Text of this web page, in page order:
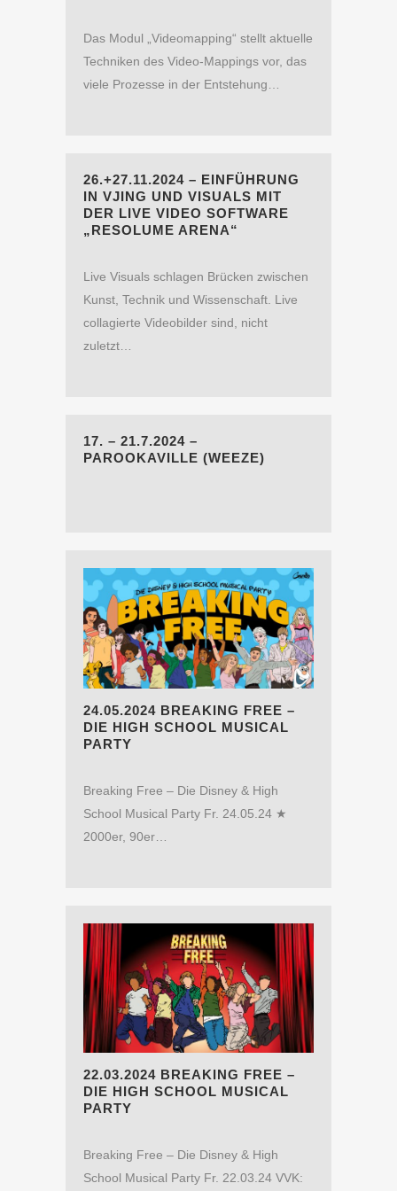
Das Modul „Videomapping“ stellt aktuelle
Techniken des Video-Mappings vor, das
viele Prozesse in der Entstehung…
26.+27.11.2024 – EINFÜHRUNG
IN VJING UND VISUALS MIT
DER LIVE VIDEO SOFTWARE
„RESOLUME ARENA“
Live Visuals schlagen Brücken zwischen
Kunst, Technik und Wissenschaft. Live
collagierte Videobilder sind, nicht
zuletzt…
17. – 21.7.2024 –
PAROOKAVILLE (WEEZE)
24.05.2024 BREAKING FREE –
DIE HIGH SCHOOL MUSICAL
PARTY
Breaking Free – Die Disney & High
School Musical Party Fr. 24.05.24 ★
2000er, 90er…
22.03.2024 BREAKING FREE –
DIE HIGH SCHOOL MUSICAL
PARTY
Breaking Free – Die Disney & High
School Musical Party Fr. 22.03.24 VVK: